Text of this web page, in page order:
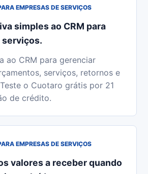
EMPRESAS DE SERVIÇOS
simples ao CRM para
serviços.
ao CRM para gerenciar
serviços, retornos e
o Cuotaro grátis por 21
de crédito.
EMPRESAS DE SERVIÇOS
valores a receber quando